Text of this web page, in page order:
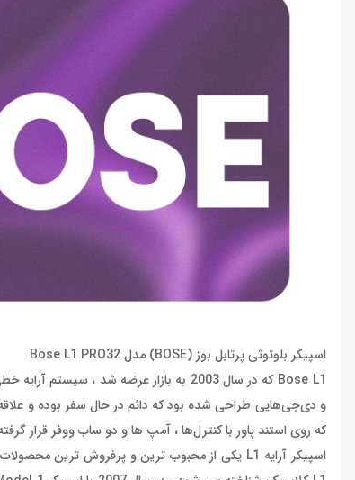
اسپیکر بلوتوثی پرتابل بوز (BOSE) مدل Bose L1 PRO32
که روی استند پاور با کنترل‌ها ، آمپ ها و دو ساب ووفر قرار